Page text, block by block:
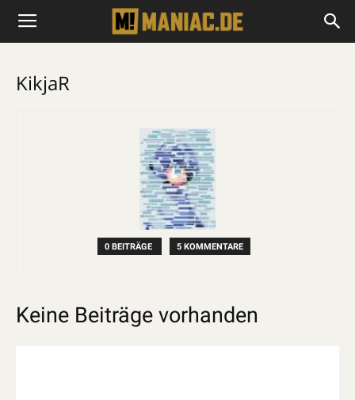
KikjaR
0 BEITRÄGE 5 KOMMENTARE
Keine Beiträge vorhanden